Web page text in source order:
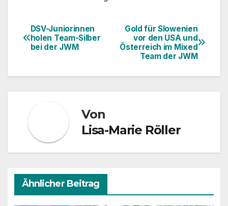
Beitragsnavigation
Gold für Slowenien
vor den USA und
Österreich im Mixed
Team der JWM
DSV-Juniorinnen
holen Team-Silber
bei der JWM
Von
Lisa-Marie Röller
Ähnlicher Beitrag